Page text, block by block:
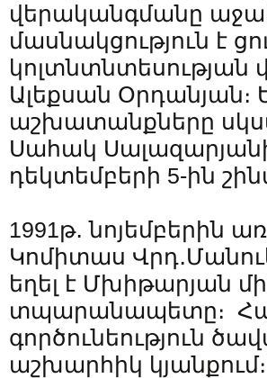
վերականգմանը
մասնակցություն է
Ալեքսան Օրդանյան։
աշխատանքները
Սահակ Սալազարյանի
դեկտեմբերի 5-ին
1991թ․ նոյեմբերին
Կոմիտաս
եղել է Մխիթարյան
տպարանապետը։
գործունեություն
աշխարհիկ